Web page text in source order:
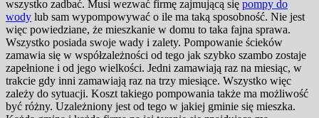
wszystko zadbać. Musi wezwać firmę zajmującą się pompy do
wody lub sam wypompowywać o ile ma taką sposobność. Nie jest
więc powiedziane, że mieszkanie w domu to taka fajna sprawa.
Wszystko posiada swoje wady i zalety. Pompowanie ścieków
zamawia się w współzależności od tego jak szybko szambo zostaje
zapełnione i od jego wielkości. Jedni zamawiają raz na miesiąc, w
trakcie gdy inni zamawiają raz na trzy miesiące. Wszystko więc
zależy do sytuacji. Koszt takiego pompowania także ma możliwość
być różny. Uzależniony jest od tego w jakiej gminie się mieszka.